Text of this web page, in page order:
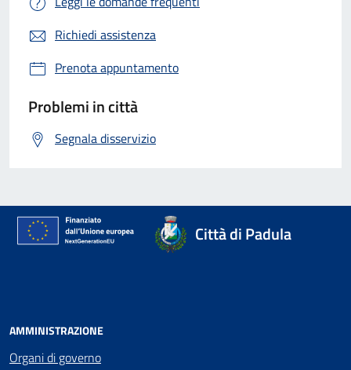
Richiedi assistenza
Prenota appuntamento
Problemi in città
Segnala disservizio
Città di Padula
AMMINISTRAZIONE
Organi di governo